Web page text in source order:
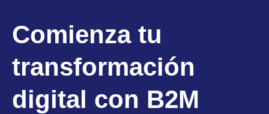
Comienza tu
transformación
digital con B2M